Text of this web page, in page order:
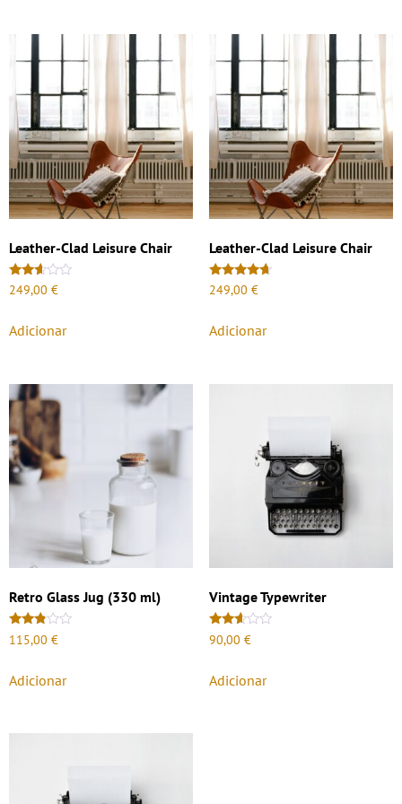
Leather-Clad Leisure Chair
Avaliação
2.53
249,00 €
Adicionar
Leather-Clad Leisure Chair
Avaliação
4.50
249,00 €
Adicionar
Retro Glass Jug (330 ml)
Avaliação
2.73
115,00 €
Adicionar
Vintage Typewriter
Avaliação
2.51
90,00 €
Adicionar